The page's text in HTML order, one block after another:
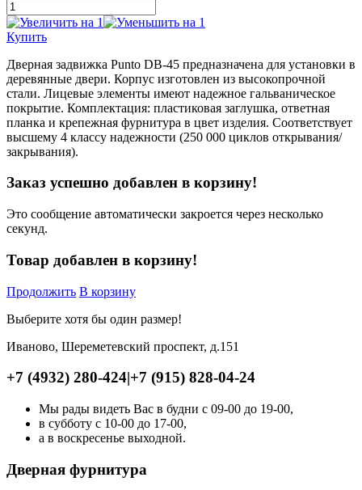
Купить
Дверная задвижка Punto DB-45 предназначена для установки в
деревянные двери. Корпус изготовлен из высокопрочной
стали. Лицевые элементы имеют надежное гальваническое
покрытие. Комплектация: пластиковая заглушка, ответная
планка и крепежная фурнитура в цвет изделия. Соответствует
высшему 4 классу надежности (250 000 циклов открывания/
закрывания).
Заказ успешно добавлен в корзину!
Это сообщение автоматически закроется через несколько
секунд.
Товар добавлен в корзину!
Продолжить В корзину
Выберите хотя бы один размер!
Иваново, Шереметевский проспект, д.151
+7 (4932) 280-424|+7 (915) 828-04-24
Мы рады видеть Вас в будни с 09-00 до 19-00,
в субботу с 10-00 до 17-00,
а в воскресенье выходной.
Дверная фурнитура